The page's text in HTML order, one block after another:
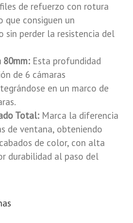
de refuerzo con rotura
que consiguen un
sin perder la resistencia del
80mm: Esta profundidad
de 6 cámaras
en un marco de
Total: Marca la diferencia
de ventana, obteniendo
de color, con alta
durabilidad al paso del